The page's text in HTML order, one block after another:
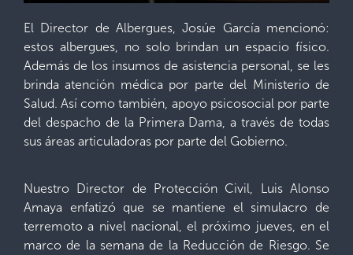
El Director de Albergues, Josúe García mencionó:
estos albergues, no solo brindan un espacio físico.
Además de los insumos de asistencia personal, se les
brinda atención médica por parte del Ministerio de
Salud. Así como también, apoyo psicosocial por parte
del despacho de la Primera Dama, a través de todas
sus áreas articuladoras por parte del Gobierno.
Nuestro Director de Protección Civil, Luis Alonso
Amaya enfatizó que se mantiene el simulacro de
terremoto a nivel nacional, el próximo jueves, en el
marco de la semana de la Reducción de Riesgo. Se